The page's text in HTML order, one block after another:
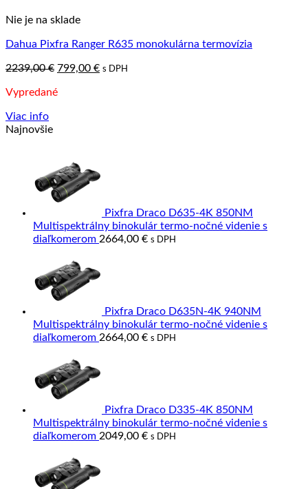
Nie je na sklade
Dahua Pixfra Ranger R635 monokulárna termovízia
2239,00€ Pôvodná
bola:
799,00 €Aktuálna
s DPH
Vypredané
Viac info
Najnovšie
Pixfra Draco D635-4K 850NM
Multispektrálny binokulár termo-nočné videnie s
diaľkomerom 2664,00 € s DPH
Pixfra Draco D635N-4K 940NM
Multispektrálny binokulár termo-nočné videnie s
diaľkomerom 2664,00 € s DPH
Pixfra Draco D335-4K 850NM
Multispektrálny binokulár termo-nočné videnie s
diaľkomerom 2049,00 € s DPH